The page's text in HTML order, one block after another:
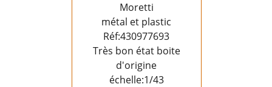
Moretti
métal et plastic
Réf:430977693
Très bon état boite
d'origine
échelle:1/43